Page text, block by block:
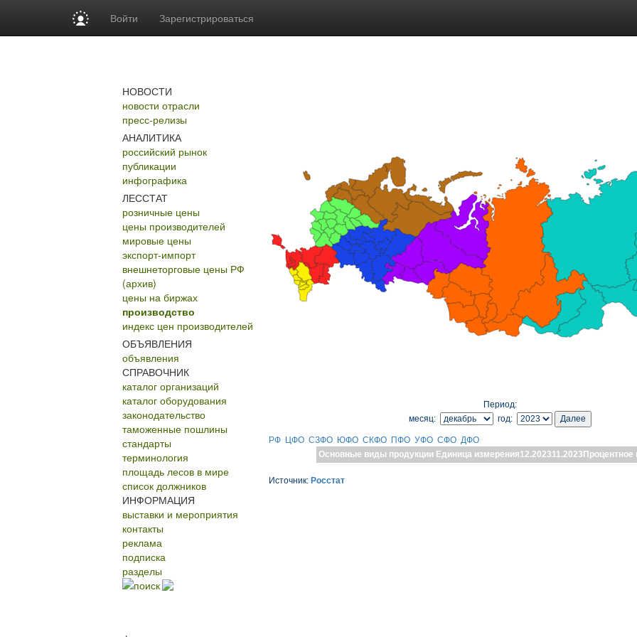
Войти Зарегистрироваться
НОВОСТИ
новости отрасли
пресс-релизы
АНАЛИТИКА
российский рынок
публикации
инфографика
ЛЕССТАТ
розничные цены
цены производителей
мировые цены
экспорт-импорт
внешнеторговые цены РФ
(архив)
цены на биржах
производство
индекс цен производителей
ОБЪЯВЛЕНИЯ
объявления
СПРАВОЧНИК
каталог организаций
каталог оборудования
законодательство
таможенные пошлины
стандарты
терминология
площадь лесов в мире
список должников
ИНФОРМАЦИЯ
выставки и мероприятия
контакты
реклама
подписка
разделы
поиск
Период:
месяц:
год:
РФ ЦФО СЗФО ЮФО СКФО ПФО УФО СФО ДФО
Основные виды продукции Единица измерения12.202311.2023 Процентное
Источник: Росстат